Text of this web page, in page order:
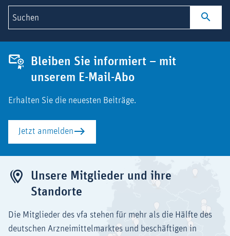
Suchen
Bleiben Sie informiert – mit
unserem E-Mail-Abo
Erhalten Sie die neuesten Beiträge.
Jetzt anmelden
Unsere Mitglieder und ihre
Standorte
Die Mitglieder des vfa stehen für mehr als die Hälfte des
deutschen Arzneimittelmarktes und beschäftigen in